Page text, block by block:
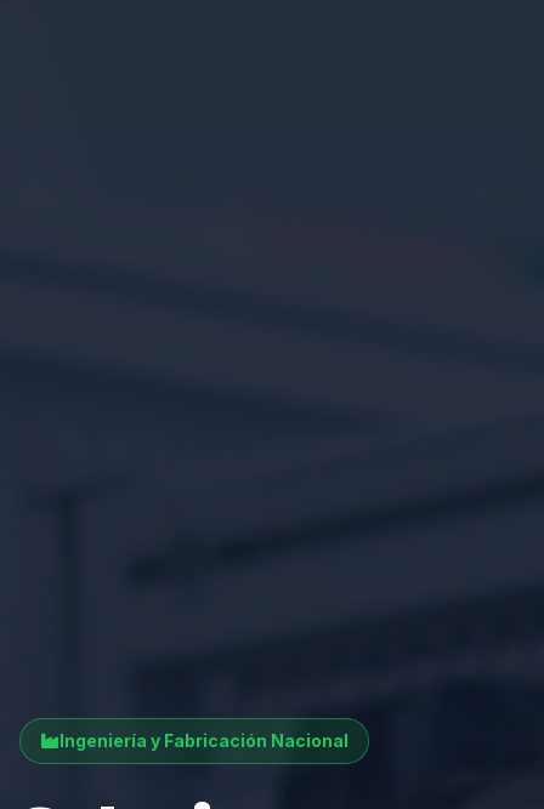
Ingeniería y Fabricación Nacional